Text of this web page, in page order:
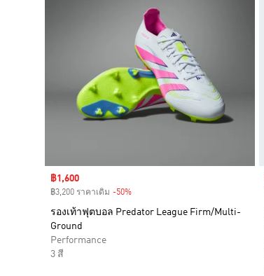
Sale price
฿1,600
฿3,200 ราคาเดิม -50%
รองเท้าฟุตบอล Predator League Firm/Multi-
Ground
Performance
3 สี